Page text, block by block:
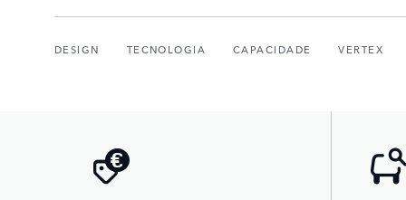
DESIGN TECNOLOGIA CAPACIDADE VERTEX